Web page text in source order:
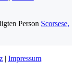
Person Scorsese,
| Impressum